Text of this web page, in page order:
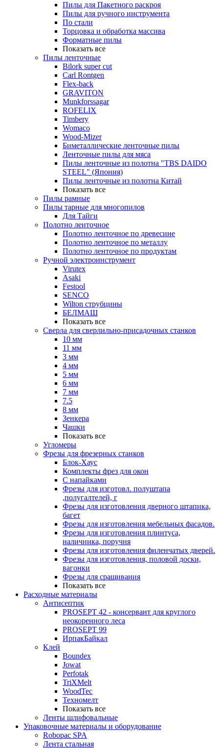
Пилы для Пакетного раскроя
Пилы для ручного инструмента
По стали
Торцовка и обработка массива
Форматные пилы
Показать все
Пилы ленточные
Bilork super cut
Carl Rontgen
Flex-back
GRAVITON
Munkforssagar
ROFELIX
Timbery
Womaco
Wood-Mizer
Биметаллические ленточные пилы
Ленточные пилы для мяса
Пилы ленточные из полотна "TBS DAIDO
STEEL" (Япония)
Пилы ленточные из полотна Китай
Показать все
Пилы рамные
Пилы тарные для многопилов
Для Тайги
Полотно ленточное
Полотно ленточное по древесине
Полотно ленточное по металлу
Полотно ленточное по продуктам
Ручной электроинструмент
Virutex
Asaki
Festool
SENCO
Wilton струбцины
БЕЛМАШ
Показать все
Сверла для сверлильно-присадочных станков
10 мм
11 мм
3 мм
4 мм
5 мм
6 мм
7 мм
7.5
8 мм
Зенкера
Чашки
Показать все
Угломеры
Фрезы для фрезерных станков
Блок-Хаус
Комплекты фрез для окон
С напайками
Фрезы для изготовл. полуштапа
,полугалтелей, г
Фрезы для изготовления дверного штапика,
багет
Фрезы для изготовления мебельных фасадов.
Фрезы для изготовления плинтуса,
наличника, поручня
Фрезы для изготовления филенчатых дверей.
Фрезы для изготовления, половой доски,
вагонки
Фрезы для сращивания
Показать все
Расходные материалы
Антисептик
PROSEPT 42 - консервант для круглого
неокоренного леса
PROSEPT 99
ИрпакБайкал
Клей
Boundex
Jowat
Perfotak
TriXMelt
WoodTec
Техномелт
Показать все
Ленты шлифовальные
Упаковочные материалы и оборудование
Robopac SPA
Лента стальная